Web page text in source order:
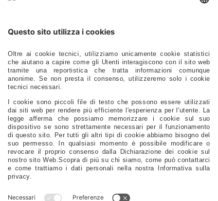
Ferramenta - Chiusure - Viteria
Scalette - Passerelle - Supporti Sedili - Oblò - Prese D'aria
Cucine - Frigoriferi - Sanitari - Idraulica - Raccorderia - Pompe
Elettrica - Luci - Fanali - Energia
Strumentazione - Bussole - Binocoli - Antenne - Elettronica
Sicurezza - Sport - Abbigliamento - Battelli - Alaggio - Carrelli
Vela - Cordame - Coperture - Rivestimenti
Ricambi Motore - Eliche - Anodi - Serbatoi - Filtri
Timonerie - Comandi - Timoni - Flaps - Bow Thruster
Lubrificanti - Colle - Detergenti - Spazzole - Vernici - Utensili
Servizi Da Tavola - Arredo - Oggettistica